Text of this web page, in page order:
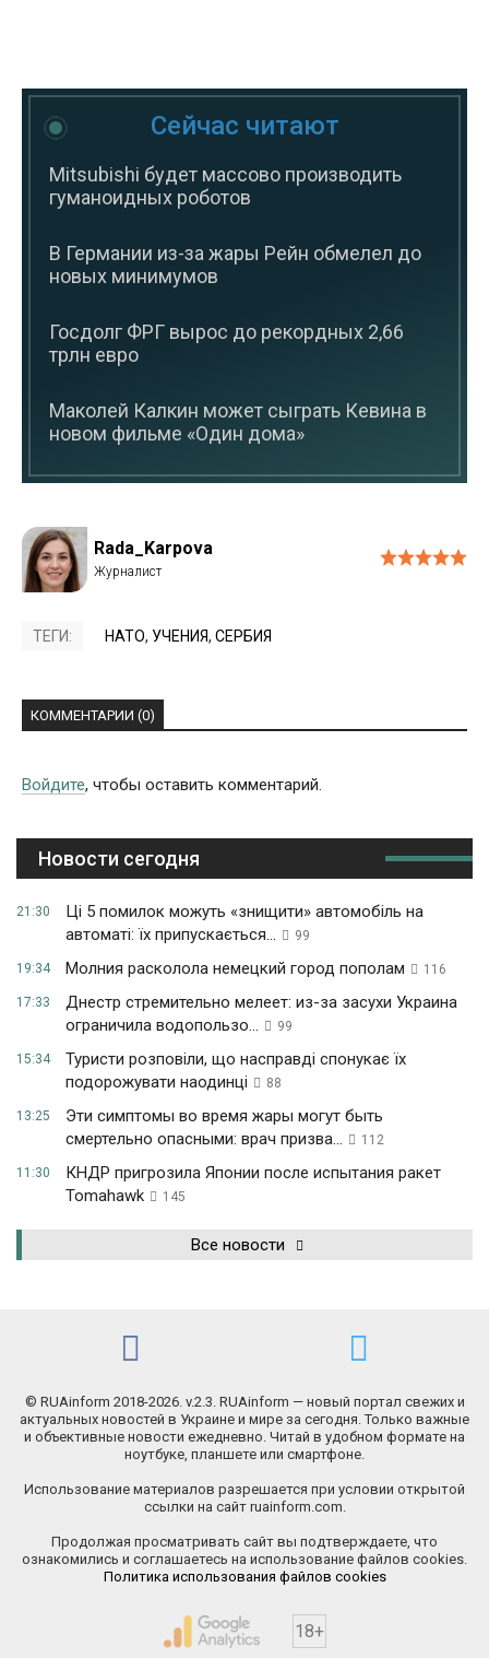
Сейчас читают
Mitsubishi будет массово производить
гуманоидных роботов
В Германии из-за жары Рейн обмелел до
новых минимумов
Госдолг ФРГ вырос до рекордных 2,66
трлн евро
Маколей Калкин может сыграть Кевина в
новом фильме «Один дома»
Rada_Karpova
ТЕГИ: НАТО, УЧЕНИЯ, СЕРБИЯ
КОММЕНТАРИИ (0)
Войдите, чтобы оставить комментарий.
Новости сегодня
21:30
Ці 5 помилок можуть «знищити» автомобіль на
автоматі: їх припускається...
99
19:34 Молния расколола немецкий город пополам 116
17:33
Днестр стремительно мелеет: из-за засухи Украина
ограничила водопользо...
99
15:34
Туристи розповіли, що насправді спонукає їх
подорожувати наодинці
88
13:25
Эти симптомы во время жары могут быть
смертельно опасными: врач призва...
112
11:30
КНДР пригрозила Японии после испытания ракет
Tomahawk
145
Все новости
© RUAinform 2018-2026. v.2.3. RUAinform — новый портал свежих и
актуальных новостей в Украине и мире за сегодня. Только важные
и объективные новости ежедневно. Читай в удобном формате на
ноутбуке, планшете или смартфоне.
Использование материалов разрешается при условии открытой
ссылки на сайт ruainform.com.
Продолжая просматривать сайт вы подтверждаете, что
ознакомились и соглашаетесь на использование файлов cookies.
Политика использования файлов cookies
18+